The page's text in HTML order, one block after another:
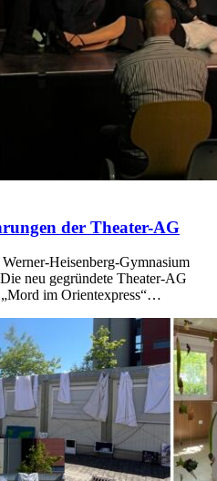
der Theater-AG
Heisenberg-Gymnasium
neu gegründete Theater-AG
im Orientexpress“…